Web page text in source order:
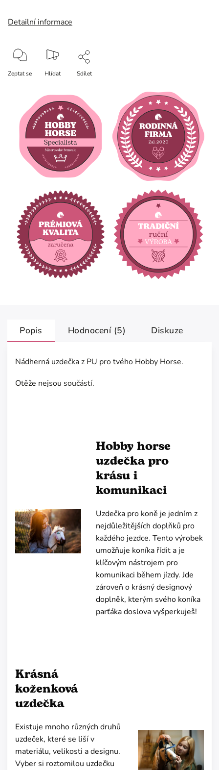
Detailní informace
Zeptat se Hlídat Sdílet
Popis Hodnocení (5) Diskuze
Nádherná uzdečka z PU pro tvého Hobby Horse.
Otěže nejsou součástí.
Hobby horse
uzdečka pro
krásu i
komunikaci
Uzdečka pro koně je jedním z
nejdůležitějších doplňků pro
každého jezdce. Tento výrobek
umožňuje koníka řídit a je
klíčovým nástrojem pro
komunikaci během jízdy. Jde
zároveň o krásný designový
doplněk, kterým svého koníka
parťáka doslova vyšperkuješ!
Krásná
koženková
uzdečka
Existuje mnoho různých druhů
uzdeček, které se liší v
materiálu, velikosti a designu.
Vyber si roztomilou uzdečku